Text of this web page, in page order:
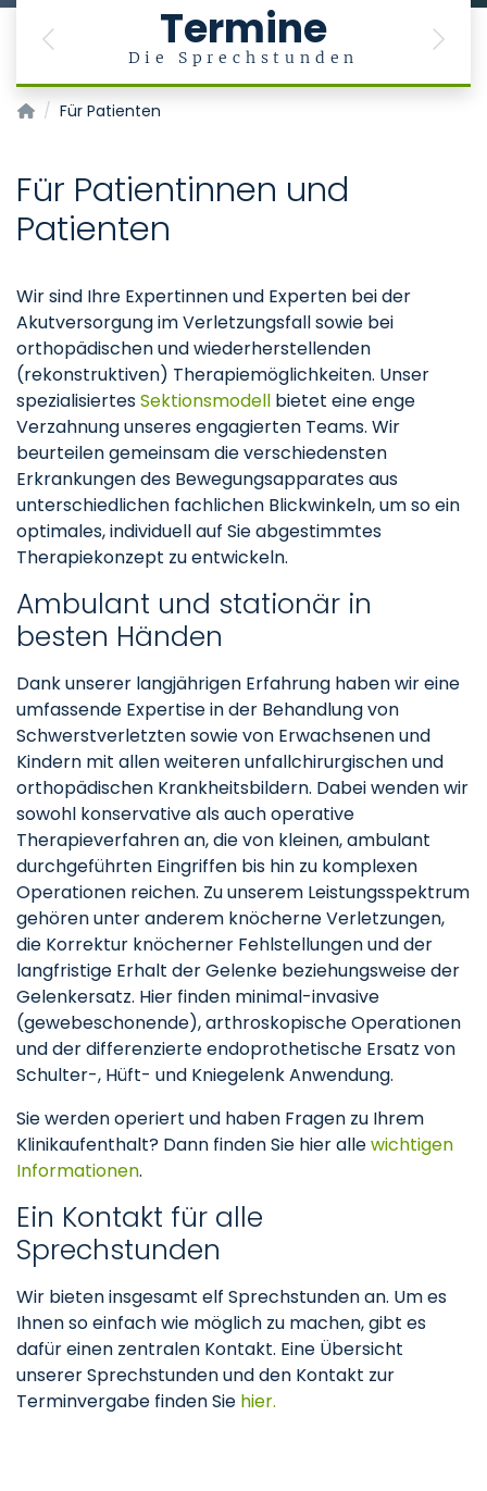
Termine
Die Sprechstunden
Previous Next
Klinik für Orthopädie, Unfall- und
Für Patienten
Für Patientinnen und
Patienten
Wir sind Ihre Expertinnen und Experten bei der
Akutversorgung im Verletzungsfall sowie bei
orthopädischen und wiederherstellenden
(rekonstruktiven) Therapiemöglichkeiten. Unser
spezialisiertesSektionsmodell bietet eine enge
Verzahnung unseres engagierten Teams. Wir
beurteilen gemeinsam die verschiedensten
Erkrankungen des Bewegungsapparates aus
unterschiedlichen fachlichen Blickwinkeln, um so ein
optimales, individuell auf Sie abgestimmtes
Therapiekonzept zu entwickeln.
Ambulant und stationär in
besten Händen
Dank unserer langjährigen Erfahrung haben wir eine
umfassende Expertise in der Behandlung von
Schwerstverletzten sowie von Erwachsenen und
Kindern mit allen weiteren unfallchirurgischen und
orthopädischen Krankheitsbildern. Dabei wenden wir
sowohl konservative als auch operative
Therapieverfahren an, die von kleinen, ambulant
durchgeführten Eingriffen bis hin zu komplexen
Operationen reichen. Zu unserem Leistungsspektrum
gehören unter anderem knöcherne Verletzungen,
die Korrektur knöcherner Fehlstellungen und der
langfristige Erhalt der Gelenke beziehungsweise der
Gelenkersatz. Hier finden minimal-invasive
(gewebeschonende), arthroskopische Operationen
und der differenzierte endoprothetische Ersatz von
Schulter-, Hüft- und Kniegelenk Anwendung.
Sie werden operiert und haben Fragen zu Ihrem
Klinikaufenthalt? Dann finden Sie hier allewichtigen
Informationen.
Ein Kontakt für alle
Sprechstunden
Wir bieten insgesamt elf Sprechstunden an. Um es
Ihnen so einfach wie möglich zu machen, gibt es
dafür einen zentralen Kontakt. Eine Übersicht
unserer Sprechstunden und den Kontakt zur
Terminvergabe finden Sie hier.